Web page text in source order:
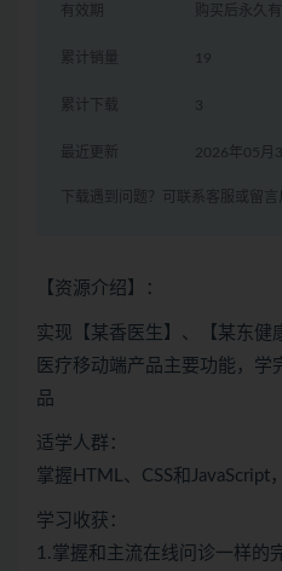
有效期 购买后永久有
累计销量 19
累计下载 3
最近更新 2026年05月
下载遇到问题？可联系客服或留言
【资源介绍】：
实现【某香医生】、【某东健
医疗移动端产品主要功能，学
品
适学人群：
掌握HTML、CSS和
学习收获：
1.掌握和主流在线问诊一样的